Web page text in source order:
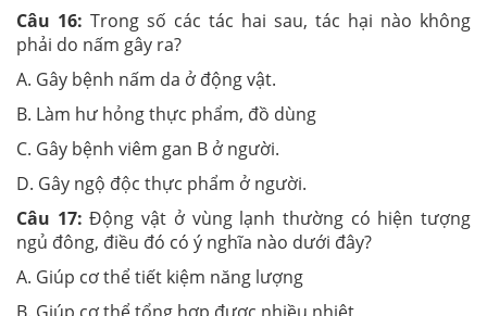
Câu 16: Trong số các tác hai sau, tác hại nào không
phải do nấm gây ra?
A. Gây bệnh nấm da ở động vật.
B. Làm hư hỏng thực phẩm, đồ dùng
C. Gây bệnh viêm gan B ở người.
D. Gây ngộ độc thực phẩm ở người.
Câu 17: Động vật ở vùng lạnh thường có hiện tượng
ngủ đông, điều đó có ý nghĩa nào dưới đây?
A. Giúp cơ thể tiết kiệm năng lượng